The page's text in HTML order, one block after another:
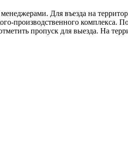
Для въезда на
производственного комплекса.
пропуск для выезда. На